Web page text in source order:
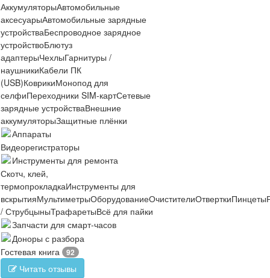
АккумуляторыАвтомобильные
аксесуарыАвтомобильные зарядные
устройстваБеспроводное зарядное
устройствоБлютуз
адаптерыЧехлыГарнитуры /
наушникиКабели ПК
(USB)КоврикиМонопод для
селфиПереходники SIM-картСетевые
зарядные устройстваВнешние
аккумуляторыЗащитные плёнки
Аппараты
Видеорегистраторы
Инструменты для ремонта
Скотч, клей,
термопрокладкаИнструменты для
вскрытияМультиметрыОборудованиеОчистителиОтверткиПинцеты
/ СтрубцыныТрафаретыВсё для пайки
Запчасти для смарт-часов
Доноры с разбора
Гостевая книга
92
Читать отзывы